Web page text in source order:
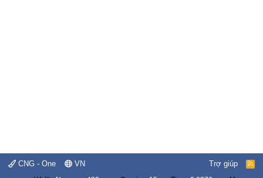
CNG - One VN Trợ giúp
R